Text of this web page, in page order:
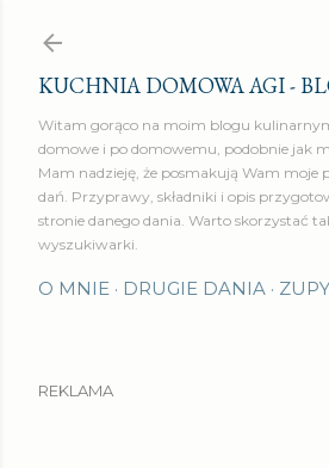
KUCHNIA DOMOWA AGI -
Witam gorąco na moim blogu
domowe i po domowemu, podobnie jak
Mam nadzieję, że posmakują Wam moje
dań. Przyprawy, składniki i opis
stronie danego dania. Warto skorzystać
wyszukiwarki.
O MNIE DRUGIE DANIA ZUPY
REKLAMA